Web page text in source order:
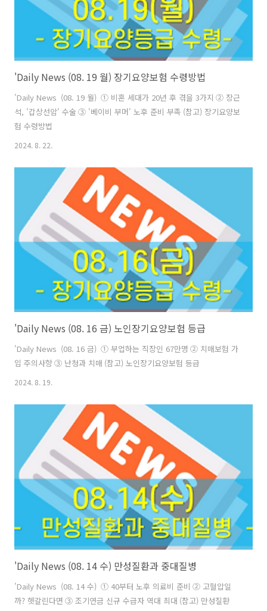
'Daily News (08. 19 월) 장기요양보험 수령방법
'Daily News (08. 19 월) ① 비혼 세대가 20년 후 겪을 3가지 ② 장근
석, '갑상선암' 수술 ③ '베이비 부머' 노후 준비 부족 (참고) 장기요양보
험 수령방법
2024. 8. 22.
'Daily News (08. 16 금) 노인장기요양보험 등급
'Daily News (08. 16 금) ① 부업하는 직장인 67만명 ② 치매보험 가
입 주의사항 ③ 난청과 치매 (참고) 노인장기요양보험 등급
2024. 8. 19.
'Daily News (08. 14 수) 만성질환과 중대질병
'Daily News (08. 14 수) ① 40부터 노후 의료비 준비 ② 고혈압일
까? 헷갈린다면 ③ 조기연금 신규 수급자 역대 최대 (참고) 만성질환